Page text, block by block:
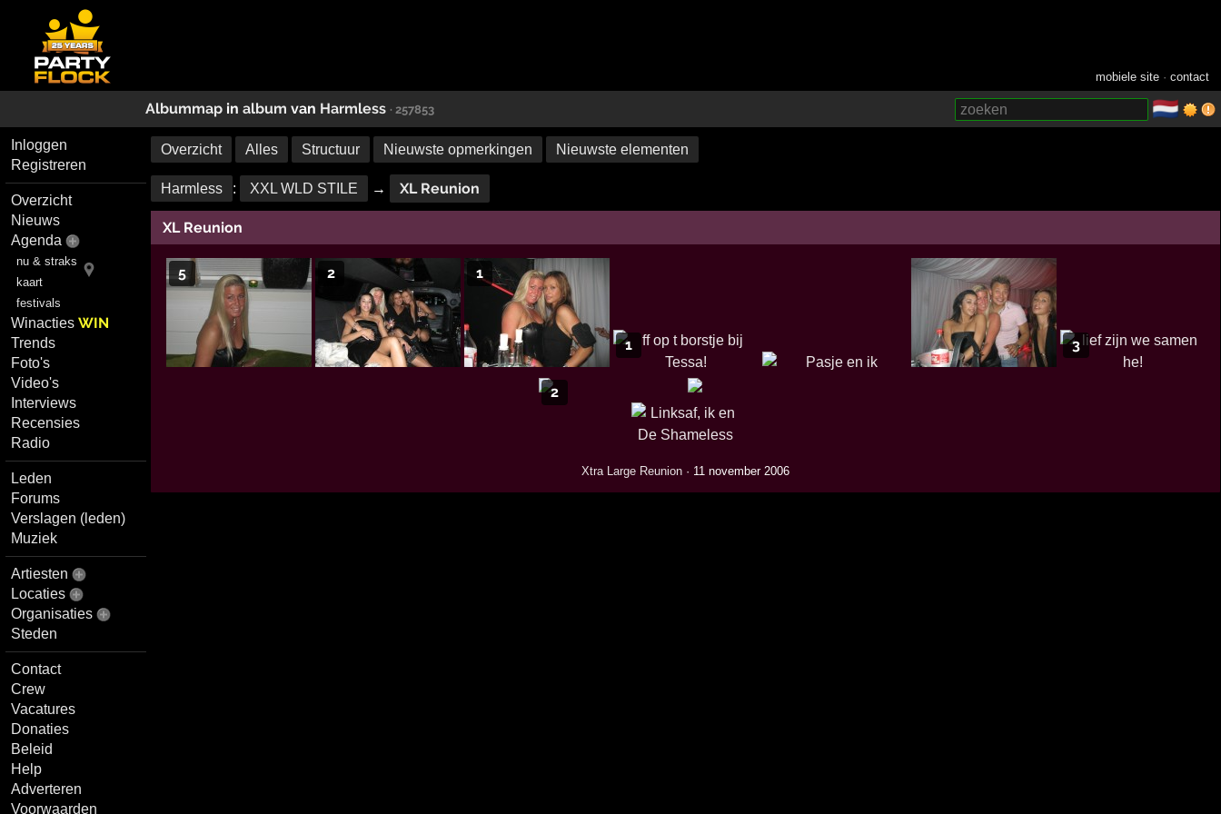
mobiele site ·contact
Albummap in album van Harmless · 257853 🇳🇱
Inloggen
Registreren
Overzicht
Nieuws
Agenda
nu & straks
kaart
festivals
WinactiesWIN
Trends
Foto's
Video's
Interviews
Recensies
Radio
Leden
Forums
Verslagen (leden)
Muziek
Artiesten
Locaties
Organisaties
Steden
Contact
Crew
Vacatures
Donaties
Beleid
Help
Adverteren
Voorwaarden
Overzicht Alles Structuur Nieuwste opmerkingen Nieuwste elementen
Harmless : XXL WLD STILE → XL Reunion
XL Reunion
5 2 1
1 3
2
Xtra Large Reunion · 11 november 2006